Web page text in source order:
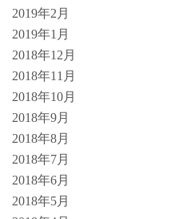
2019年2月
2019年1月
2018年12月
2018年11月
2018年10月
2018年9月
2018年8月
2018年7月
2018年6月
2018年5月